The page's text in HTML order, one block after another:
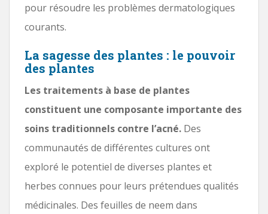
pour résoudre les problèmes dermatologiques
courants.
La sagesse des plantes : le pouvoir
des plantes
Les traitements à base de plantes
constituent une composante importante des
soins traditionnels contre l’acné. Des
communautés de différentes cultures ont
exploré le potentiel de diverses plantes et
herbes connues pour leurs prétendues qualités
médicinales. Des feuilles de neem dans